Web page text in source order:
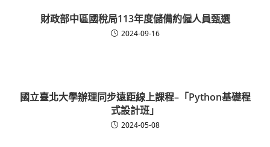
財政部中區國稅局113年度儲備約僱人員甄選
2024-09-16
國立臺北大學辦理同步遠距線上課程–「Python基礎程
式設計班」
2024-05-08